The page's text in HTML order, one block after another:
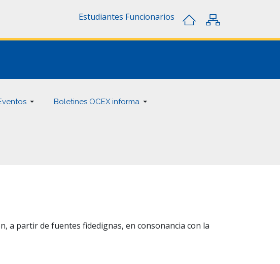
Estudiantes Funcionarios
Boletines OCEX informa
a partir de fuentes fidedignas, en consonancia con la